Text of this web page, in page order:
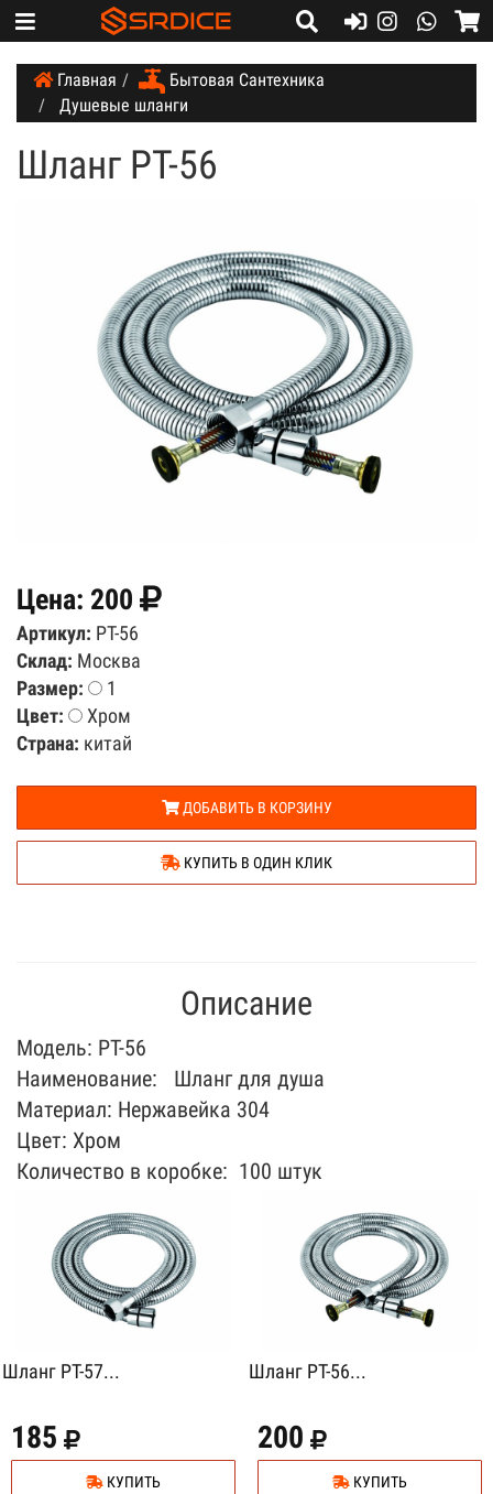
Главная
Бытовая Сантехника
Душевые шланги
Шланг PT-56
Цена: 200
Артикул: PT-56
Склад: Москва
Размер:
1
Цвет:
Хром
Страна: китай
ДОБАВИТЬ В КОРЗИНУ
КУПИТЬ В ОДИН КЛИК
Описание
Модель: PT-56
Наименование: Шланг для душа
Материал: Нержавейка 304
Цвет: Хром
Количество в коробке: 100 штук
Шланг PT-57...
185
КУПИТЬ
Шланг PT-56...
200
КУПИТЬ
Whatsapp: +7 (914) 584-24-45 Whatsapp: +7 (914) 584-24-45